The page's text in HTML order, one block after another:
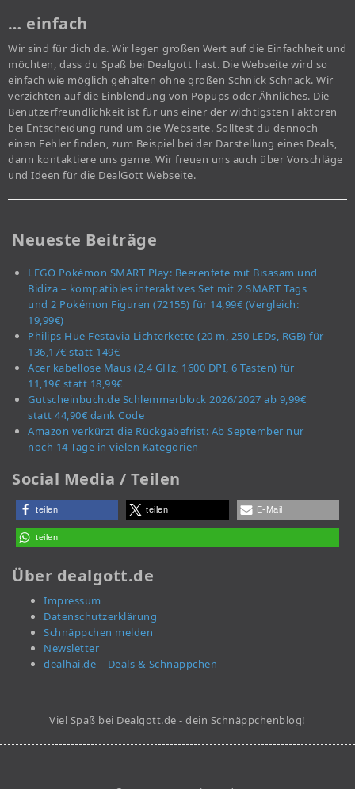
… einfach
Wir sind für dich da. Wir legen großen Wert auf die Einfachheit und
möchten, dass du Spaß bei Dealgott hast. Die Webseite wird so
einfach wie möglich gehalten ohne großen Schnick Schnack. Wir
verzichten auf die Einblendung von Popups oder Ähnliches. Die
Benutzerfreundlichkeit ist für uns einer der wichtigsten Faktoren
bei Entscheidung rund um die Webseite. Solltest du dennoch
einen Fehler finden, zum Beispiel bei der Darstellung eines Deals,
dann kontaktiere uns gerne. Wir freuen uns auch über Vorschläge
und Ideen für die DealGott Webseite.
Neueste Beiträge
LEGO Pokémon SMART Play: Beerenfete mit Bisasam und
Bidiza – kompatibles interaktives Set mit 2 SMART Tags
und 2 Pokémon Figuren (72155) für 14,99€ (Vergleich:
19,99€)
Philips Hue Festavia Lichterkette (20 m, 250 LEDs, RGB) für
136,17€ statt 149€
Acer kabellose Maus (2,4 GHz, 1600 DPI, 6 Tasten) für
11,19€ statt 18,99€
Gutscheinbuch.de Schlemmerblock 2026/2027 ab 9,99€
statt 44,90€ dank Code
Amazon verkürzt die Rückgabefrist: Ab September nur
noch 14 Tage in vielen Kategorien
Social Media / Teilen
teilen teilen E-Mail
teilen
Über dealgott.de
Impressum
Datenschutzerklärung
Schnäppchen melden
Newsletter
dealhai.de – Deals & Schnäppchen
Viel Spaß bei Dealgott.de - dein Schnäppchenblog!